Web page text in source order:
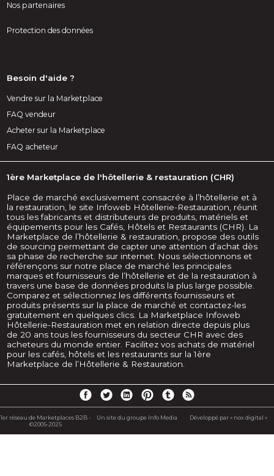
Nos partenaires
Protection des données
Besoin d'aide ?
Vendre sur la Marketplace
FAQ vendeur
Acheter sur la Marketplace
FAQ acheteur
1ère Marketplace de l'hôtellerie & restauration (CHR)
Place de marché exclusivement consacrée à l’hôtellerie et à
la restauration, le site Infoweb Hôtellerie-Restauration, réunit
tous les fabricants et distributeurs de produits, matériels et
équipements pour les Cafés, Hôtels et Restaurants (CHR). La
Marketplace de l’hôtellerie & restauration, propose des outils
de sourcing permettant de capter une attention d’achat dès
sa phase de recherche sur internet. Nous sélectionnons et
référençons sur notre place de marché les principales
marques et fournisseurs de l’hôtellerie et de la restauration à
travers une base de données produits la plus large possible.
Comparez et sélectionnez les différents fournisseurs et
produits présents sur la place de marché et contactez-les
gratuitement en quelques clics. La Marketplace Infoweb
Hôtellerie-Restauration met en relation directe depuis plus
de 20 ans tous les fournisseurs du secteur CHR avec des
acheteurs du monde entier. Facilitez vos achats de matériel
pour les cafés, hôtels et les restaurants sur la 1ère
Marketplace de l’Hôtellerie & Restauration.
1er réseau de Marketplaces B2B -
©2005-2025
Un site du groupe Info Media Développé par « nox digital »